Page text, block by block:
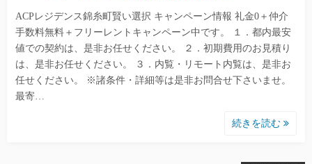
ACPレジデンス錦糸町賢い選択 キャンペーン情報 礼金0＋仲介
手数料無料＋フリーレントキャンペーン中です。 １．都内最安
値での契約は、是非お任せください。 ２．初期費用のお見積り
は、是非お任せください。 ３．内覧・リモート内覧は、是非お
任せください。 ※諸条件・詳細等は是非お問合せ下さいませ。
最寄…
続きを読む